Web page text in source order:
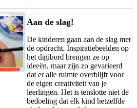
Aan de slag!
De kinderen gaan aan de slag met
de opdracht. Inspiratiebeelden op
het digibord brengen ze op
ideeën, maar zijn zo gevarieerd
dat er alle ruimte overblijft voor
de eigen creativiteit van je
leerlingen. Het is tenslotte niet de
bedoeling dat elk kind hetzelfde